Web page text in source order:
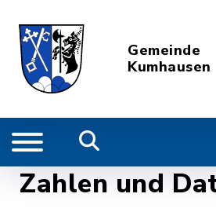
Gemeinde
Kumhausen
Zahlen und